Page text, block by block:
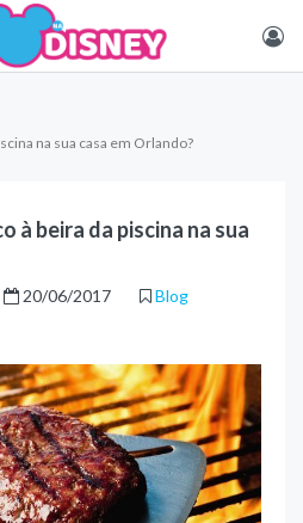
na sua casa em Orlando?
à beira da piscina na sua
20/06/2017
Blog